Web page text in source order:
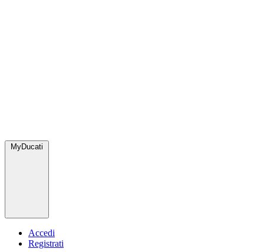
MyDucati
Accedi
Registrati